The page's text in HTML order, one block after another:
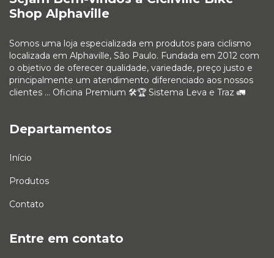
Shop Alphaville
Somos uma loja especializada em produtos para ciclismo
localizada em Alphaville, São Paulo. Fundada em 2012 com
o objetivo de oferecer qualidade, variedade, preço justo e
principalmente um atendimento diferenciado aos nossos
clientes ... Oficina Premium 🛠🏆 Sistema Leva e Traz 🚛
Departamentos
Início
Produtos
Contato
Entre em contato